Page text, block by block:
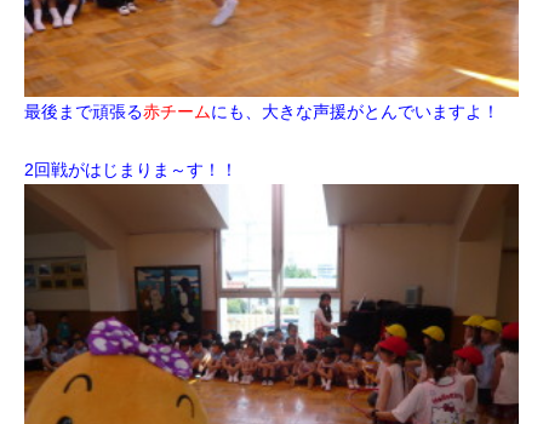
最後まで頑張る赤チームにも、大きな声援がとんでいますよ！
2回戦がはじまりま～す！！